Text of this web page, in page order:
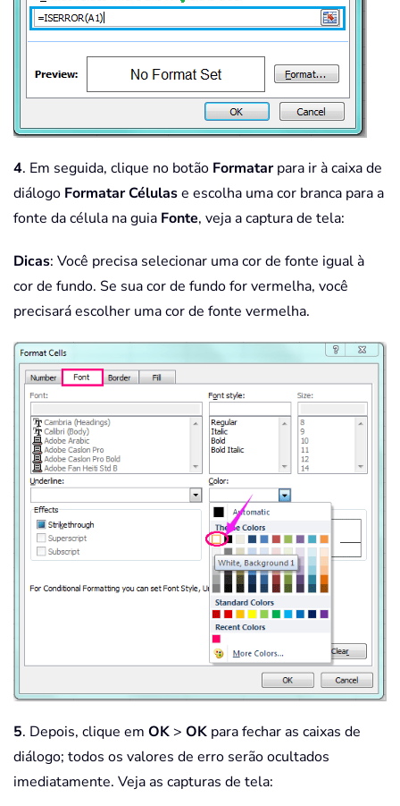
4. Em seguida, clique no botão Formatarpara ir à caixa de
diálogo Formatar Célulase escolha uma cor branca para a
fonte da célula na guia Fonte, veja a captura de tela:
Dicas: Você precisa selecionar uma cor de fonte igual à
cor de fundo. Se sua cor de fundo for vermelha, você
precisará escolher uma cor de fonte vermelha.
5. Depois, clique em OK > OK para fechar as caixas de
diálogo; todos os valores de erro serão ocultados
imediatamente. Veja as capturas de tela: